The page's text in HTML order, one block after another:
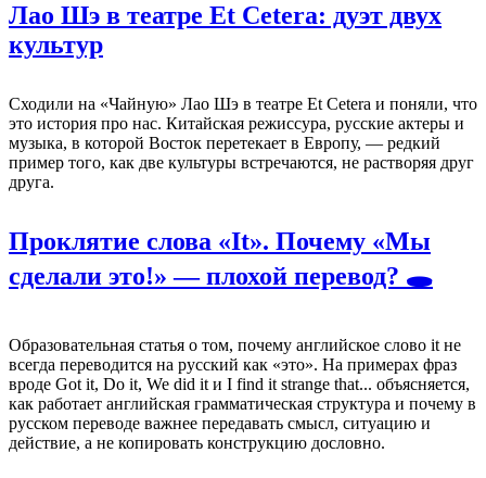
Лао Шэ в театре Et Cetera: дуэт двух
культур
Сходили на «Чайную» Лао Шэ в театре Et Cetera и поняли, что
это история про нас. Китайская режиссура, русские актеры и
музыка, в которой Восток перетекает в Европу, — редкий
пример того, как две культуры встречаются, не растворяя друг
друга.
Проклятие слова «It». Почему «Мы
сделали это!» — плохой перевод? 🕳️
Образовательная статья о том, почему английское слово it не
всегда переводится на русский как «это». На примерах фраз
вроде Got it, Do it, We did it и I find it strange that... объясняется,
как работает английская грамматическая структура и почему в
русском переводе важнее передавать смысл, ситуацию и
действие, а не копировать конструкцию дословно.